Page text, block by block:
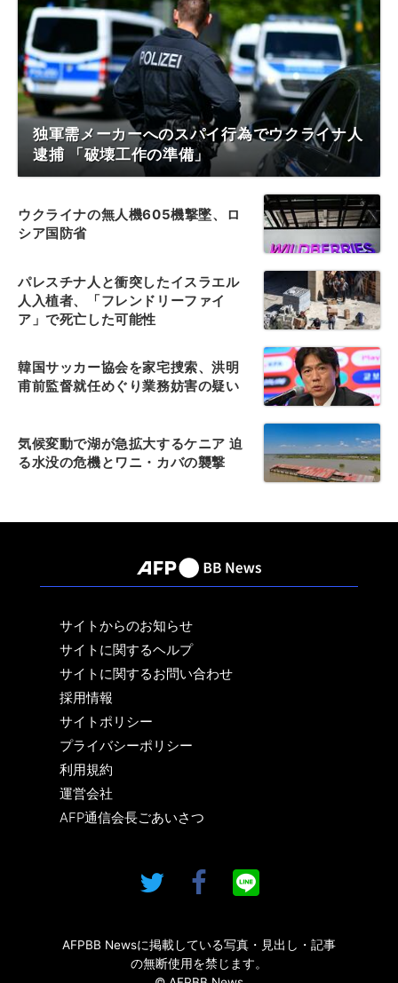
独軍需メーカーへのスパイ行為でウクライナ人
逮捕 「破壊工作の準備」
ウクライナの無人機605機撃墜、ロ
シア国防省
パレスチナ人と衝突したイスラエル
人入植者、「フレンドリーファイ
ア」で死亡した可能性
韓国サッカー協会を家宅捜索、洪明
甫前監督就任めぐり業務妨害の疑い
気候変動で湖が急拡大するケニア 迫
る水没の危機とワニ・カバの襲撃
サイトからのお知らせ
サイトに関するヘルプ
サイトに関するお問い合わせ
採用情報
サイトポリシー
プライバシーポリシー
利用規約
運営会社
AFP通信会長ごあいさつ
AFPBB Newsに掲載している写真・見出し・記事
の無断使用を禁じます。